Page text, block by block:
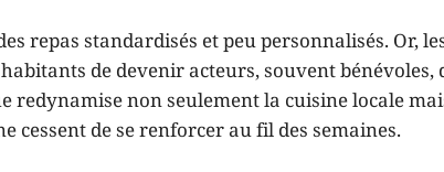
repas standardisés et peu personnalisés. Or,
de devenir acteurs, souvent bénévoles,
redynamise non seulement la cuisine locale
cessent de se renforcer au fil des semaines.